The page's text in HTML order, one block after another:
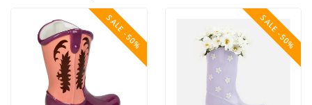
SALE -50% SALE -50%